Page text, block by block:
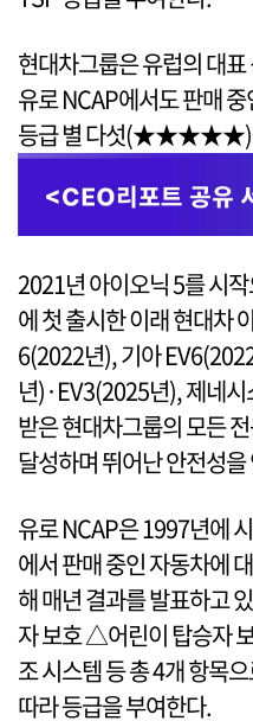
현대차그룹은 유럽의 대
유로 NCAP에서도 판매
등급 별 다섯(★★★★★)
2021년 아이오닉 5를 시
에 첫 출시한 이래 현대차
6(2022년), 기아
년)·EV3(2025년), 제네
받은 현대차그룹의 모든
달성하며 뛰어난 안전성
유로 NCAP은 1997년에
에서 판매 중인 자동차에
해 매년 결과를 발표하고
자 보호 △어린이 탑승자
조 시스템 등 총 4개 항목
따라 등급을 부여한다.